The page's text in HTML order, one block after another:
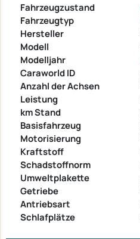
Fahrzeugzustand
Fahrzeugtyp
Hersteller
Modell
Modelljahr
Caraworld ID
Anzahl der Achsen
Leistung
km Stand
Basisfahrzeug
Motorisierung
Kraftstoff
Schadstoffnorm
Umweltplakette
Getriebe
Antriebsart
Schlafplätze